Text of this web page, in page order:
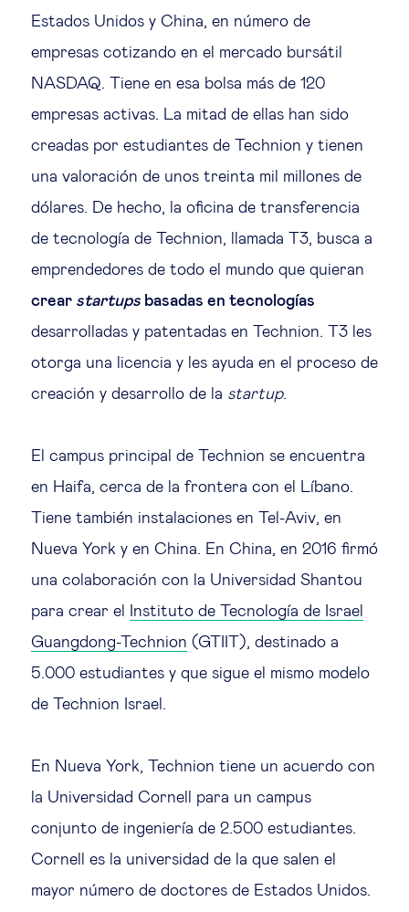
Estados Unidos y China, en número de
empresas cotizando en el mercado bursátil
NASDAQ. Tiene en esa bolsa más de 120
empresas activas. La mitad de ellas han sido
creadas por estudiantes de Technion y tienen
una valoración de unos treinta mil millones de
dólares. De hecho, la oficina de transferencia
de tecnología de Technion, llamada T3, busca a
emprendedores de todo el mundo que quieran
crear startups basadas en tecnologías
desarrolladas y patentadas en Technion. T3 les
otorga una licencia y les ayuda en el proceso de
creación y desarrollo de la startup.
El campus principal de Technion se encuentra
en Haifa, cerca de la frontera con el Líbano.
Tiene también instalaciones en Tel-Aviv, en
Nueva York y en China. En China, en 2016 firmó
una colaboración con la Universidad Shantou
para crear el
Instituto de Tecnología de Israel
Guangdong-Technion (GTIIT), destinado a
5.000 estudiantes y que sigue el mismo modelo
de Technion Israel.
En Nueva York, Technion tiene un acuerdo con
la Universidad Cornell para un campus
conjunto de ingeniería de 2.500 estudiantes.
Cornell es la universidad de la que salen el
mayor número de doctores de Estados Unidos.